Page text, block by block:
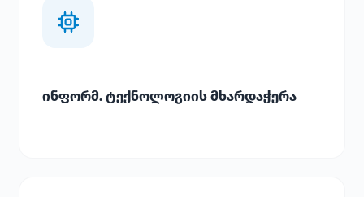
ინფორმ. ტექნოლოგიის მხარდაჭერა